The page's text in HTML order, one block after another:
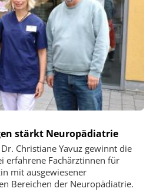
stärkt Neuropädiatrie
Christiane Yavuz gewinnt die
erfahrene Fachärztinnen für
mit ausgewiesener
Bereichen der Neuropädiatrie.